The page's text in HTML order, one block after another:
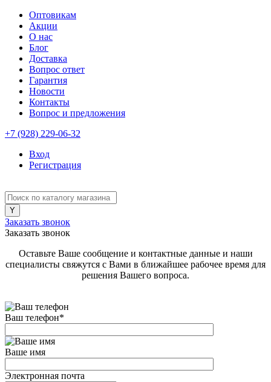
Оптовикам
Акции
О нас
Блог
Доставка
Вопрос ответ
Гарантия
Новости
Контакты
Вопрос и предложения
+7 (928) 229-06-32
Вход
Регистрация
Заказать звонок
Заказать звонок
Оставьте Ваше сообщение и контактные данные и наши
специалисты свяжутся с Вами в ближайшее рабочее время для
решения Вашего вопроса.
Ваш телефон*
Ваше имя
Электронная почта